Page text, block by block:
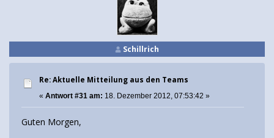
Schillrich
Re: Aktuelle Mitteilung aus den Teams
« Antwort #31 am: 18. Dezember 2012, 07:53:42 »
Guten Morgen,